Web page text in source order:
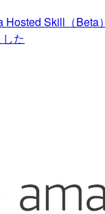
Hosted Skill（Beta
た